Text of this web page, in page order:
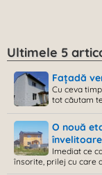
Ultimele 5
Fațadă
Cu ceva
tot căutam
O nouă
Imediat ce
însorite, prilej cu care